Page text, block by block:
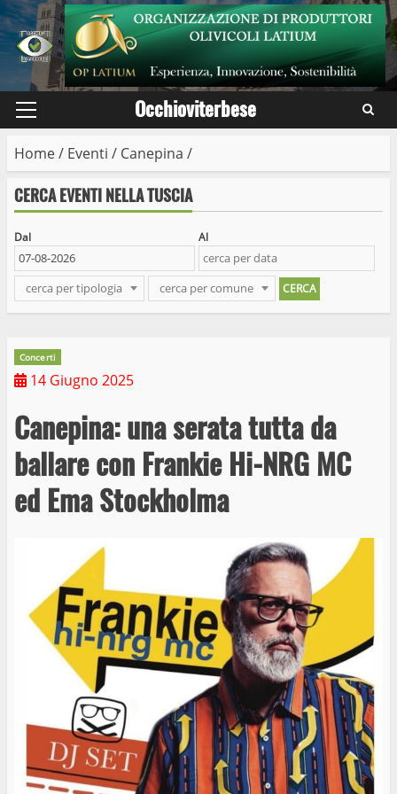
Skip
to
content
Primary
Occhioviterbese
Home/ Eventi / Canepina /
CERCA EVENTI NELLA TUSCIA
Dal Al
cerca per tipologia cerca per comune
Concerti
14 Giugno 2025
Canepina: una serata tutta da
ballare con Frankie Hi-NRG MC
ed Ema Stockholma